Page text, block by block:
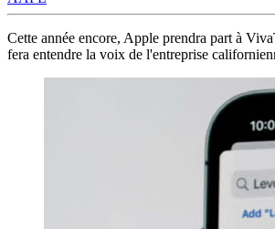
Cette année encore, Apple prendra part à
fera entendre la voix de l'entreprise